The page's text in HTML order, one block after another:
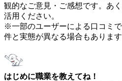
観的なご意見・ご感想です。あ
活用ください。
※一部のユーザーによる口コミ
件と実態が異なる場合もあります
はじめに職業を教えてね！